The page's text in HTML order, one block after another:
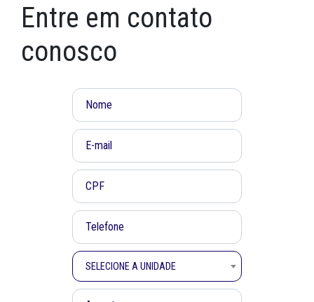
Entre em contato
conosco
SELECIONE A UNIDADE